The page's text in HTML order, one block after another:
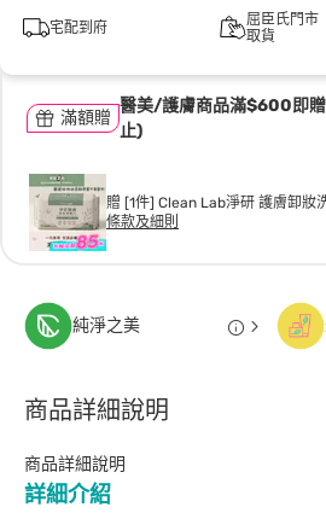
宅配到府
屈臣氏門市
取貨
滿額贈
醫美/護膚商品滿$600即
止)
贈 [1件] Clean Lab淨研 護膚卸妝
條款及細則
純淨之美
商品詳細說明
商品詳細說明
詳細介紹